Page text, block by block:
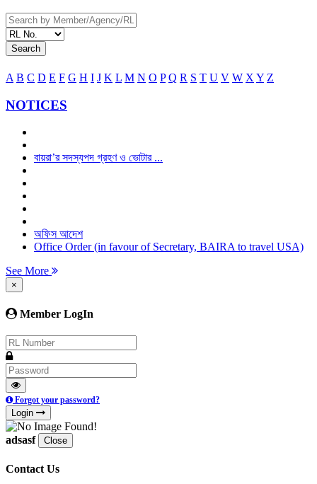
Search
A B C D E F G H I J K L M N O P Q R S T U V W X Y Z
NOTICES
বায়রা’র সদস্যপদ গ্রহণ ও ভোটার ...
অফিস আদেশ
Office Order (in favour of Secretary, BAIRA to travel USA)
See More
×
Member LogIn
Forgot your password?
Login
adsasf Close
Contact Us